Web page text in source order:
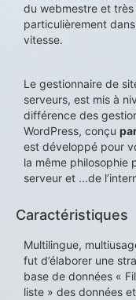
du webmestre et très
particulièrement
vitesse.
Le gestionnaire de
serveurs, est mis à
différence des
WordPress, conçu
est développé pour
la même philosophie
serveur et ...de
Caractéristiques
Multilingue,
fut d’élaborer une
base de données «
liste » des données